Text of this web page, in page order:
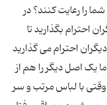
را رعایت کنند؟ در
احترام بگذارید تا
احترام می گذارید
یک اصل دیگر را هم از
با لباس مرتب و سر